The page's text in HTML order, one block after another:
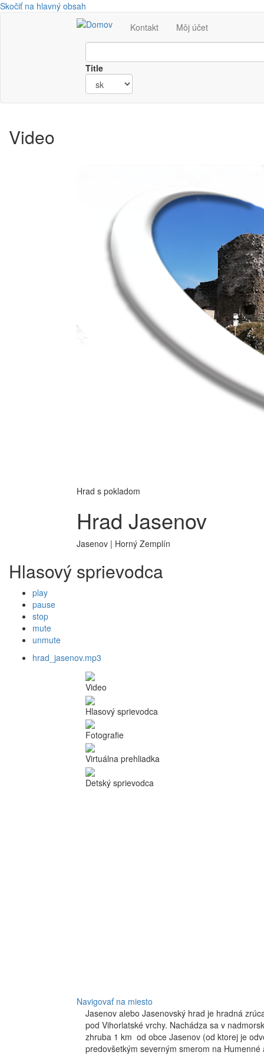
Skočiť na hlavný obsah
Kontakt
Môj účet
Title
Video
Hrad s pokladom
Hrad Jasenov
Jasenov | Horný Zemplín
Hlasový sprievodca
play
pause
stop
mute
unmute
hrad_jasenov.mp3
Video
Hlasový sprievodca
Fotografie
Virtuálna prehliadka
Detský sprievodca
Navigovať na miesto
Jasenov alebo Jasenovský hrad je hradná
pod Vihorlatské vrchy. Nachádza sa v
zhruba 1 km od obce Jasenov (od ktorej je
predovšetkým severným smerom na Humenné